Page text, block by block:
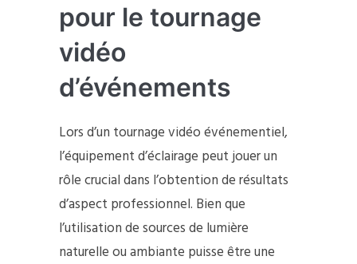
pour le tournage
vidéo
d’événements
Lors d’un tournage vidéo événementiel,
l’équipement d’éclairage peut jouer un
rôle crucial dans l’obtention de résultats
d’aspect professionnel. Bien que
l’utilisation de sources de lumière
naturelle ou ambiante puisse être une